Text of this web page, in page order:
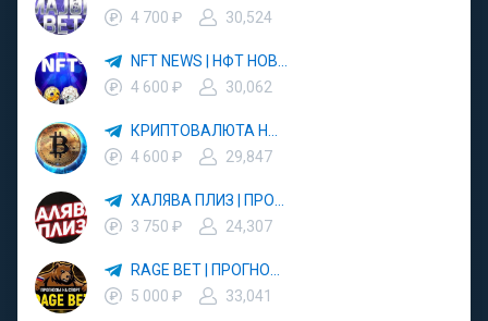
4 700 ₽
30,524
4 600 ₽
30,062
4 600 ₽
29,847
3 750 ₽
24,307
5 000 ₽
33,041